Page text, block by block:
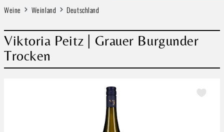
Weine
Weinland Deutschland
Viktoria Peitz | Grauer Burgunder
Trocken